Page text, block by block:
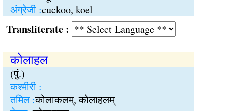
अंग्रेजी :cuckoo, koel
:
कोलाहल
(पुं.)
कश्मीरी :
तमिल :कोलाकलम्, कोलाहलम्